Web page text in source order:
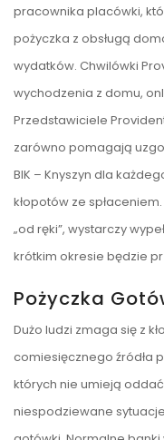
pracownika placówki,
pożyczka z obsługą
wydatków. Chwilówki
wychodzenia z domu,
Przedstawiciele
zarówno pomagają
BIK – Knyszyn dla
kłopotów ze
„od ręki”, wystarczy
krótkim okresie będzie
Pożyczka
Dużo ludzi zmaga się z
comiesięcznego źródła
których nie umieją
niespodziewane